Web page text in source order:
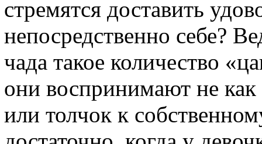
стремятся доставить
непосредственно себе?
чада такое количество
они воспринимают не как
или толчок к